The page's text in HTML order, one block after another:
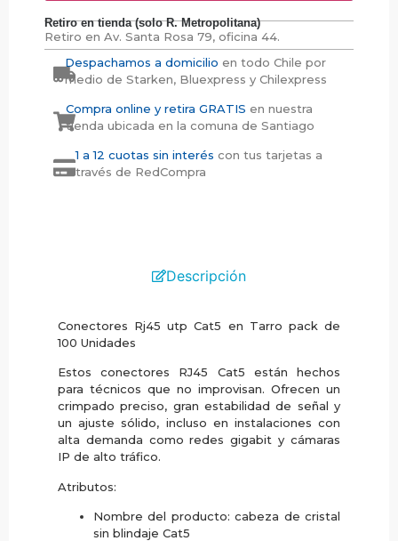
Retiro en tienda (solo R. Metropolitana)
Retiro en Av. Santa Rosa 79, oficina 44.
Despachamos a domicilio en todo Chile por
medio de Starken, Bluexpress y Chilexpress
Compra online y retira GRATIS en nuestra
tienda ubicada en la comuna de Santiago
1 a 12 cuotas sin interés con tus tarjetas a
través de RedCompra
Descripción
Conectores Rj45 utp Cat5 en Tarro pack de
100 Unidades
Estos conectores RJ45 Cat5 están hechos
para técnicos que no improvisan. Ofrecen un
crimpado preciso, gran estabilidad de señal y
un ajuste sólido, incluso en instalaciones con
alta demanda como redes gigabit y cámaras
IP de alto tráfico.
Atributos:
Nombre del producto: cabeza de cristal
sin blindaje Cat5